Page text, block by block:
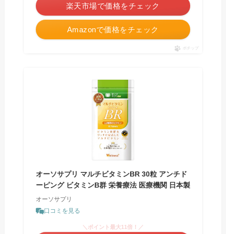
Amazonで価格をチェック
楽天市場で価格をチェック
ポチップ
オーソサプリ マルチビタミンBR 30粒 アンチド
ーピング ビタミンB群 栄養療法 医療機関 日本製
オーソサプリ
口コミを見る
＼ポイント最大11倍！／